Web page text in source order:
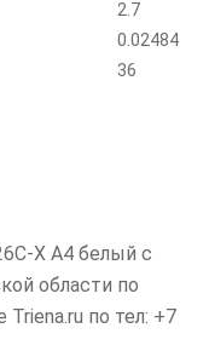
2.7
0.02484
36
X A4 белый с
области по
по тел: +7